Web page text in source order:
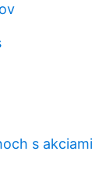
s akciami